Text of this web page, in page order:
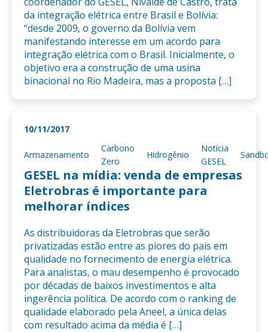
da integração elétrica entre Brasil e Bolívia:
“desde 2009, o governo da Bolívia vem
manifestando interesse em um acordo para
integração elétrica com o Brasil. Inicialmente, o
objetivo era a construção de uma usina
binacional no Rio Madeira, mas a proposta […]
10/11/2017
Armazenamento
Carbono
Zero
Hidrogênio
Notícia
GESEL
GESEL na mídia: venda de empresas
Eletrobras é importante para
melhorar índices
As distribuidoras da Eletrobras que serão
privatizadas estão entre as piores do país em
qualidade no fornecimento de energia elétrica.
Para analistas, o mau desempenho é provocado
por décadas de baixos investimentos e alta
ingerência política. De acordo com o ranking de
qualidade elaborado pela Aneel, a única delas
com resultado acima da média é […]